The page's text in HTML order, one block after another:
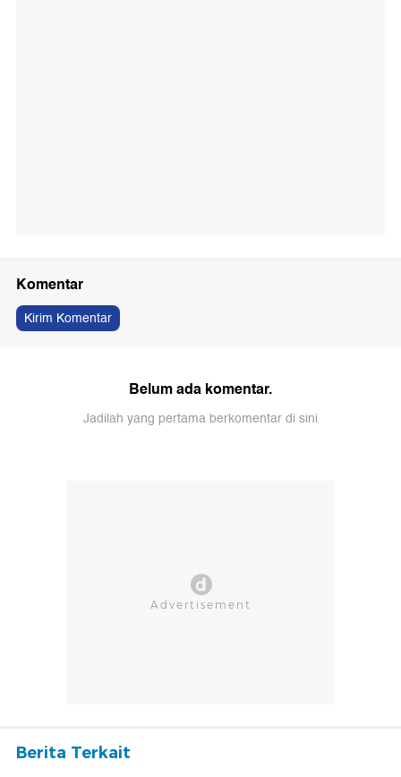
Komentar
Kirim Komentar
Belum ada komentar.
Jadilah yang pertama berkomentar di sini
Berita Terkait